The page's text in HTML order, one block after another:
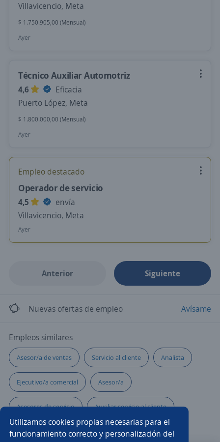
Utilizamos cookies propias necesarias para el
funcionamiento correcto y personalización del
Villavicencio, Meta
$ 1.750.905,00 (Mensual)
Ayer
Técnico Auxiliar Automotriz
4,6
Eficacia
Puerto López, Meta
$ 1.800.000,00 (Mensual)
Ayer
Empleo destacado
Operador de servicio
4,5
envía
Villavicencio, Meta
Ayer
Anterior Siguiente
Nuevas ofertas de empleo Avísame
Empleos similares
Asesor/a de ventas Servicio al cliente Analista
Ejecutivo/a comercial Asesor/a
Asesores de servicio Auxiliar servicio al cliente
Telecomunicaciones Velador/a